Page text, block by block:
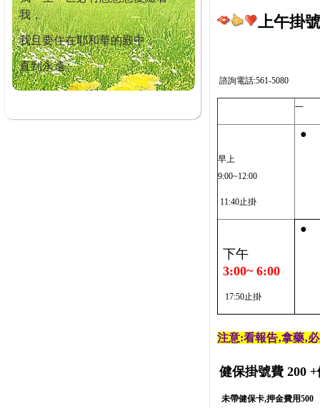
我，
我且要住在耶和華的殿中，
直到永遠。
上午掛
諮詢電話:561-5080
一
早上
9:00~12:00
11:40止掛
●
下午
3:00~ 6:00
17:50止掛
●
注意:看報告‚拿藥‚
健保掛號費 200 +
未帶健保卡,押金費用500